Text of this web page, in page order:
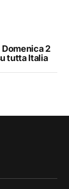
2
tutta Italia